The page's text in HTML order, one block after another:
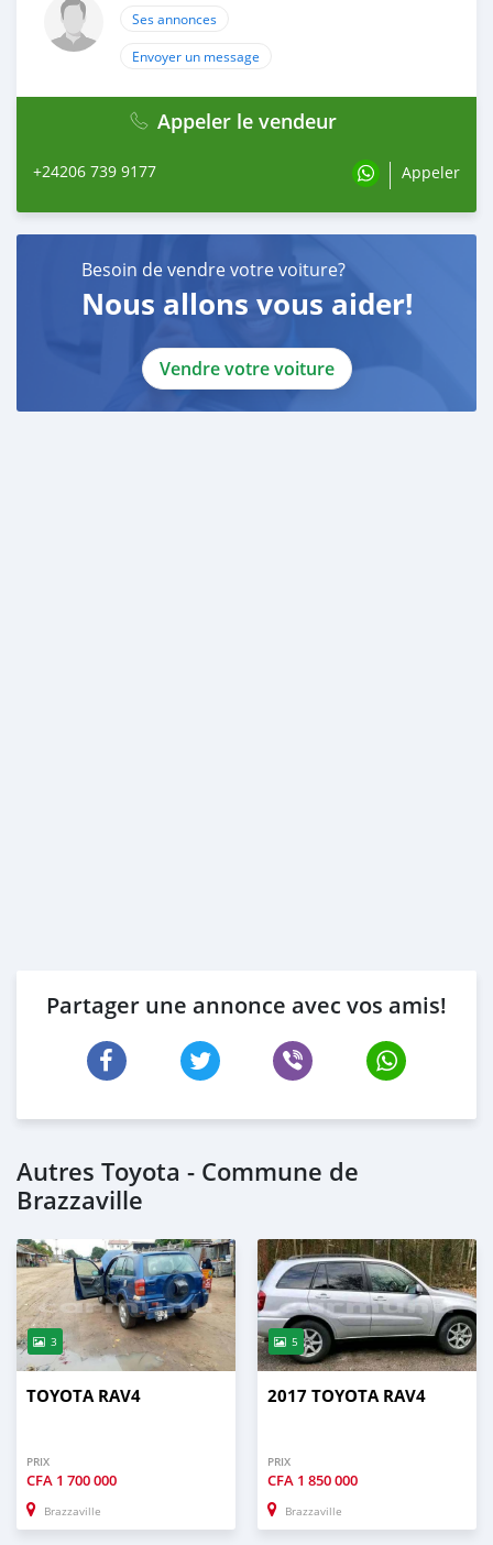
Ses annonces
Envoyer un message
Appeler le vendeur
+24206 739 9177 Appeler
Besoin de vendre votre voiture?
Nous allons vous aider!
Vendre votre voiture
Partager une annonce avec vos amis!
Autres Toyota - Commune de
Brazzaville
3
TOYOTA RAV4
PRIX
CFA 1 700 000
Brazzaville
5
2017 TOYOTA RAV4
PRIX
CFA 1 850 000
Brazzaville